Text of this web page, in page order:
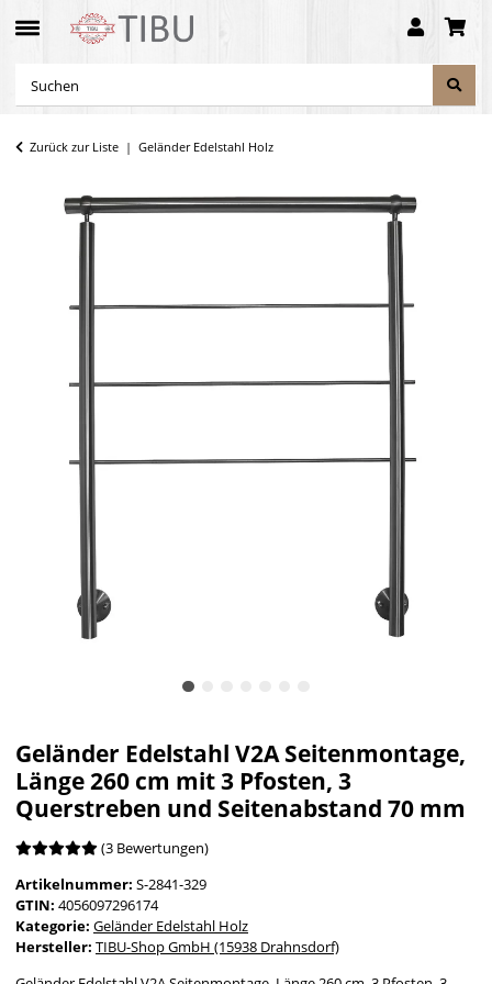
Zurück zur Liste Geländer Edelstahl Holz
Geländer Edelstahl V2A Seitenmontage,
Länge 260 cm mit 3 Pfosten, 3
Querstreben und Seitenabstand 70 mm
(3 Bewertungen)
Artikelnummer: S-2841-329
GTIN: 4056097296174
Kategorie: Geländer Edelstahl Holz
Hersteller: TIBU-Shop GmbH (15938 Drahnsdorf)